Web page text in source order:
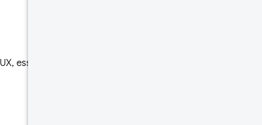
esses identificadores são